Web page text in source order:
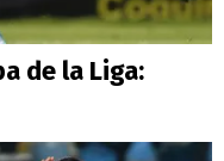
de la Liga: